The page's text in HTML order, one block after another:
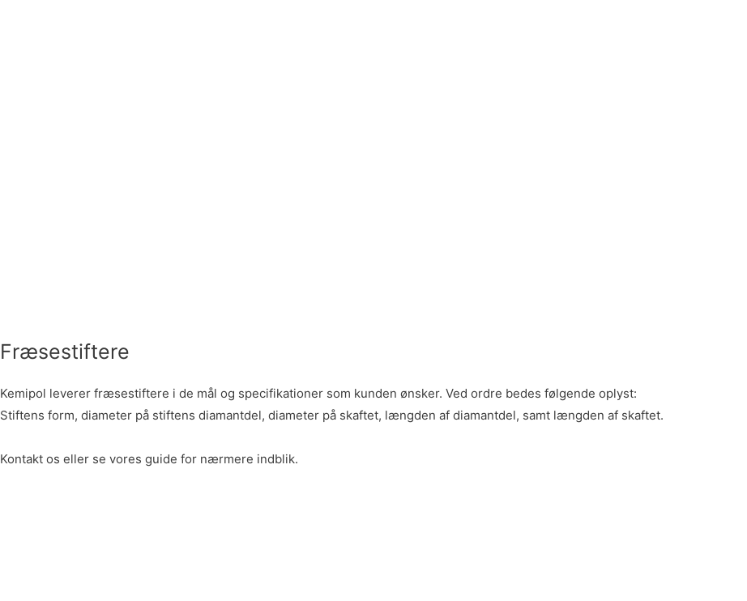
Fræsestiftere
Kemipol leverer fræsestiftere i de mål og specifikationer som kunden ønsker. Ved ordre bedes følgende oplyst:
Stiftens form, diameter på stiftens diamantdel, diameter på skaftet, længden af diamantdel, samt længden af skaftet.
Kontakt os eller se vores guide for nærmere indblik.